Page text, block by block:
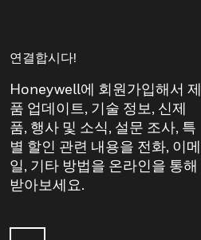
연결합시다!
Honeywell에 회원가입해서 제
품 업데이트, 기술 정보, 신제
품, 행사 및 소식, 설문 조사, 특
별 할인 관련 내용을 전화, 이메
일, 기타 방법을 온라인을 통해
받아보세요.